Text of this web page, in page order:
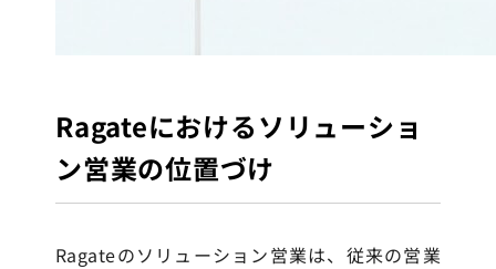
Ragateにおけるソリューショ
ン営業の位置づけ
Ragateのソリューション営業は、従来の営業